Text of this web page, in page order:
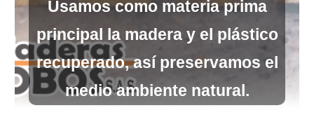
Usamos como materia prima
principal la madera y el plástico
recuperado, así preservamos el
medio ambiente natural.